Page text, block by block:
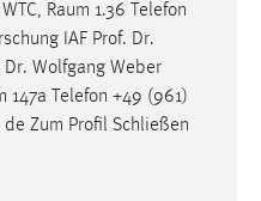
Raum 1.36 Telefon
IAF Prof. Dr.
Wolfgang Weber
147a Telefon +49 (961)
Zum Profil Schließen